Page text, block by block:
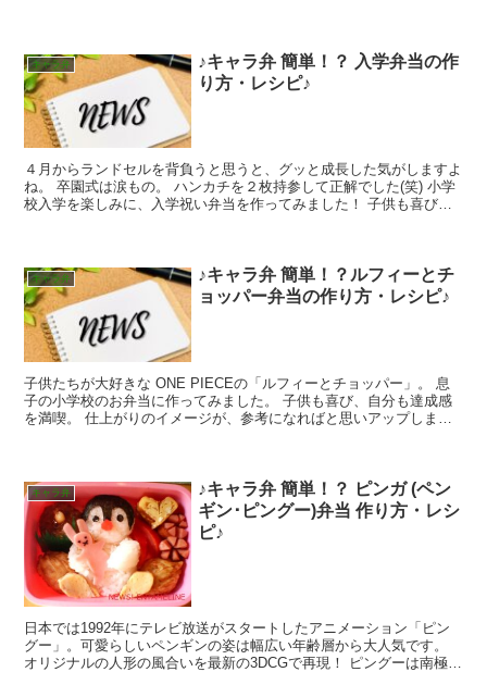
キャラ弁
♪キャラ弁 簡単！？ 入学弁当の作
り方・レシピ♪
４月からランドセルを背負うと思うと、グッと成長した気がしますよ
ね。 卒園式は涙もの。 ハンカチを２枚持参して正解でした(笑) 小学
校入学を楽しみに、入学祝い弁当を作ってみました！ 子供も喜び、
キャラ弁
♪キャラ弁 簡単！？ルフィーとチ
ョッパー弁当の作り方・レシピ♪
子供たちが大好きな ONE PIECEの「ルフィーとチョッパー」。 息
子の小学校のお弁当に作ってみました。 子供も喜び、自分も達成感
を満喫。 仕上がりのイメージが、参考になればと思いアップしまし
キャラ弁
♪キャラ弁 簡単！？ ピンガ (ペン
ギン･ピングー)弁当 作り方・レシ
ピ♪
日本では1992年にテレビ放送がスタートしたアニメーション「ピン
グー」。可愛らしいペンギンの姿は幅広い年齢層から大人気です。
オリジナルの人形の風合いを最新の3DCGで再現！ ピングーは南極に